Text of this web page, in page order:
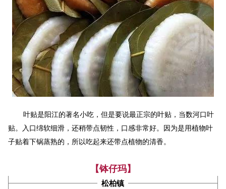
叶贴是阳江的著名小吃，但是要说最正宗的叶贴，当数河口叶
贴。入口绵软细滑，还稍带点韧性，口感非常好。因为是用植物叶
子贴着下锅蒸熟的，所以吃起来还带点植物的清香。
【钵仔玛】
松柏镇